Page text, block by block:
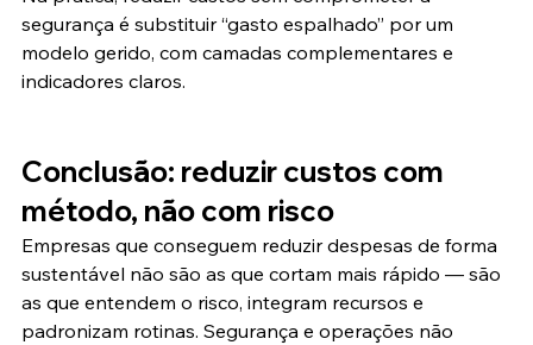
segurança é substituir “gasto espalhado” por um
modelo gerido, com camadas complementares e
indicadores claros.
Conclusão: reduzir custos com
método, não com risco
Empresas que conseguem reduzir despesas de forma
sustentável não são as que cortam mais rápido — são
as que entendem o risco, integram recursos e
padronizam rotinas. Segurança e operações não